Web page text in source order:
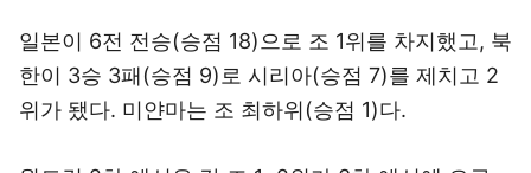
일본이 6전 전승(승점 18)으로 조 1위를 차지했고, 북
한이 3승 3패(승점 9)로 시리아(승점 7)를 제치고 2
위가 됐다. 미얀마는 조 최하위(승점 1)다.